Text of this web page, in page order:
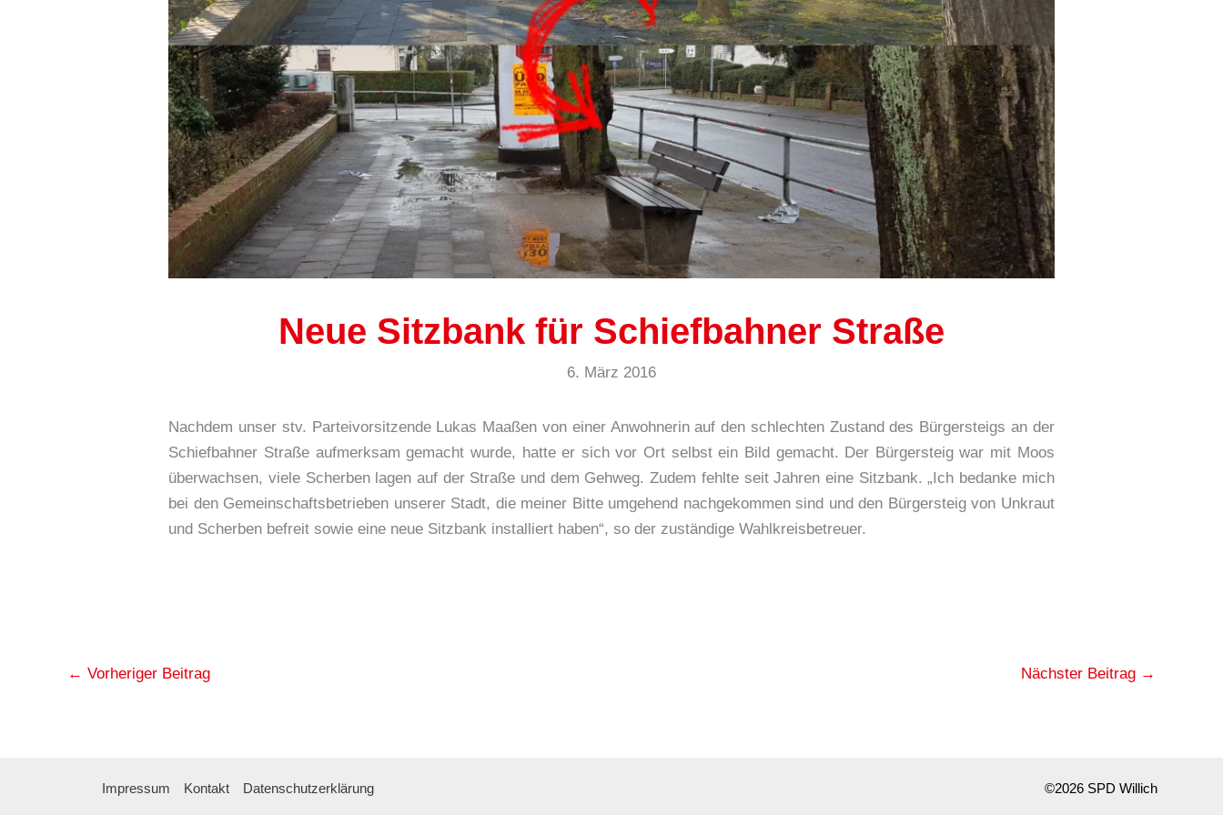
Neue Sitzbank für Schiefbahner Straße
6. März 2016
Nachdem unser stv. Parteivorsitzende Lukas Maaßen von einer Anwohnerin auf den schlechten Zustand des Bürgersteigs an der
Schiefbahner Straße aufmerksam gemacht wurde, hatte er sich vor Ort selbst ein Bild gemacht. Der Bürgersteig war mit Moos
überwachsen, viele Scherben lagen auf der Straße und dem Gehweg. Zudem fehlte seit Jahren eine Sitzbank. „Ich bedanke mich
bei den Gemeinschaftsbetrieben unserer Stadt, die meiner Bitte umgehend nachgekommen sind und den Bürgersteig von Unkraut
und Scherben befreit sowie eine neue Sitzbank installiert haben“, so der zuständige Wahlkreisbetreuer.
← Vorheriger Beitrag Nächster Beitrag →
Impressum Kontakt Datenschutzerklärung ©2026 SPD Willich